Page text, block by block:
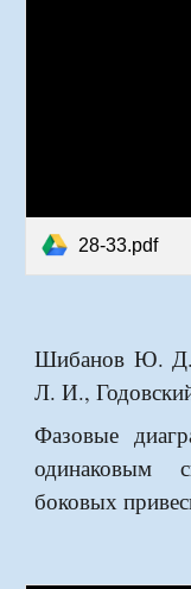
28-33.pdf
Шибанов Ю.
Л. И.,
Фазовые
одинаковым
боковых